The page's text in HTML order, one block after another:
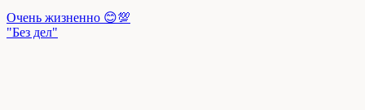
Очень жизненно 😊💯
"Без дел"